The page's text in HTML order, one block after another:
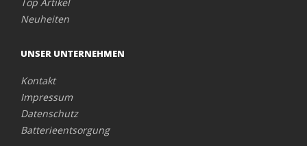
Neuheiten
UNSER UNTERNEHMEN
Kontakt
Impressum
Datenschutz
Batterieentsorgung